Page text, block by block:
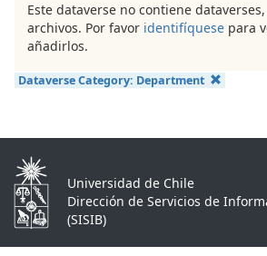
Este dataverse no contiene
archivos. Por favor identifíquese para
añadirlos.
Dataverse Category: Department
Universidad de Chile
Dirección de Servicios de
(SISIB)